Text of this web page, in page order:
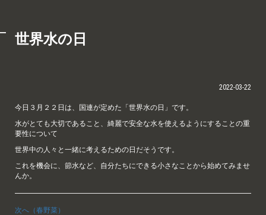
世界水の日
2022-03-22
今日３月２２日は、国連が定めた「世界水の日」です。
水がとても大切であること、綺麗で安全な水を使えるようにすることの重
要性について
世界中の人々と一緒に考えるための日だそうです。
これを機会に、節水など、自分たちにできる小さなことから始めてみませ
んか。
次へ（春野菜）